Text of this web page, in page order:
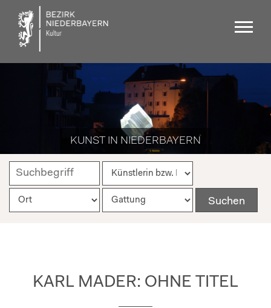
KUNST IN NIEDERBAYERN
KARL MADER: OHNE TITEL